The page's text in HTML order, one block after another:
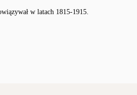
w latach 1815-1915.